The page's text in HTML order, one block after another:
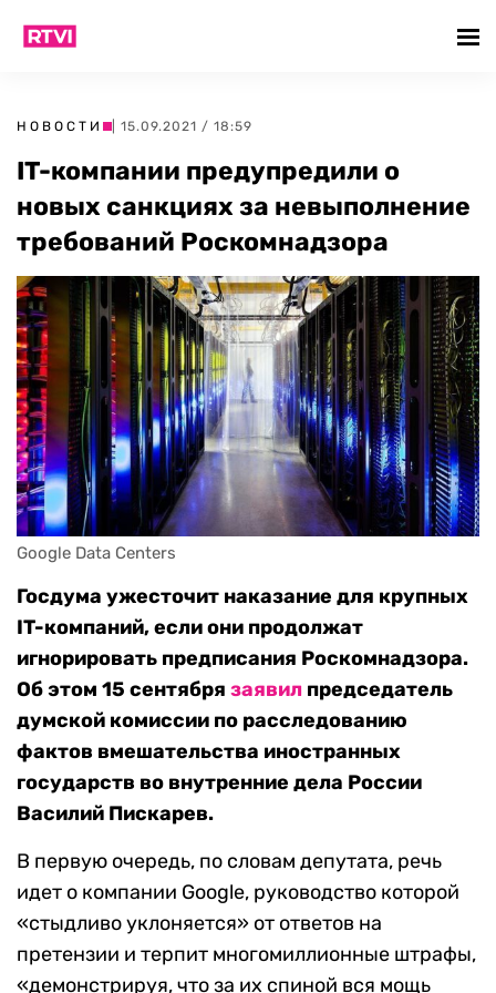
НОВОСТИ | 15.09.2021 / 18:59
IT-компании предупредили о
новых санкциях за невыполнение
требований Роскомнадзора
Google Data Centers
Госдума ужесточит наказание для крупных
IT-компаний, если они продолжат
игнорировать предписания Роскомнадзора.
Об этом 15 сентября заявил председатель
думской комиссии по расследованию
фактов вмешательства иностранных
государств во внутренние дела России
Василий Пискарев.
В первую очередь, по словам депутата, речь
идет о компании Google, руководство которой
«стыдливо уклоняется» от ответов на
претензии и терпит многомиллионные штрафы,
«демонстрируя, что за их спиной вся мощь